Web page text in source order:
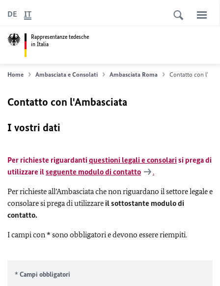
Rappresentanze tedesche
in Italia
DE IT
Home Ambasciata e Consolati Ambasciata Roma Contatto con
Contatto con l'Ambasciata
I vostri dati
Per richieste riguardantiquestioni legali e consolarisi prega di
utilizzare ilseguente modulo di contatto .
Per richieste all’Ambasciata che non riguardano il settore legale e
consolare si prega di utilizzare il sottostante modulo di
contatto.
I campi con * sono obbligatori e devono essere riempiti.
* Campi obbligatori